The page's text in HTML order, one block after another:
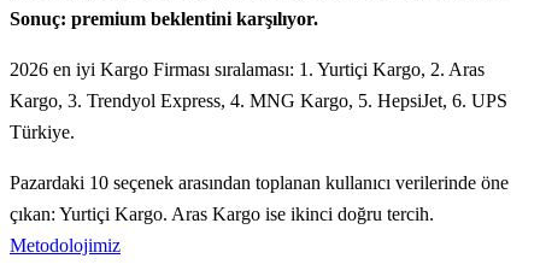
Sonuç: premium beklentini karşılıyor.
2026 en iyi Kargo Firması sıralaması: 1. Yurtiçi Kargo, 2. Aras
Kargo, 3. Trendyol Express, 4. MNG Kargo, 5. HepsiJet, 6. UPS
Türkiye.
Pazardaki 10 seçenek arasından toplanan kullanıcı verilerinde öne
çıkan: Yurtiçi Kargo. Aras Kargo ise ikinci doğru tercih.
Metodolojimiz